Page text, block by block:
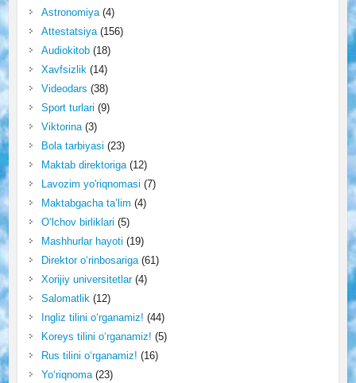
Astronomiya(4)
Attestatsiya(156)
Audiokitob(18)
Xavfsizlik (14)
Videodars (38)
Sport turlari (9)
Viktorina(3)
Bola tarbiyasi (23)
Maktab direktoriga(12)
Lavozim yo'riqnomasi (7)
Maktabgacha ta’lim (4)
O‘lchov birliklari (5)
Mashhurlar hayoti (19)
Direktor o‘rinbosariga(61)
Xorijiy universitetlar(4)
Salomatlik (12)
Ingliz tilini o‘rganamiz! (44)
Koreys tilini o‘rganamiz! (5)
Rus tilini o‘rganamiz! (16)
Yo‘riqnoma(23)